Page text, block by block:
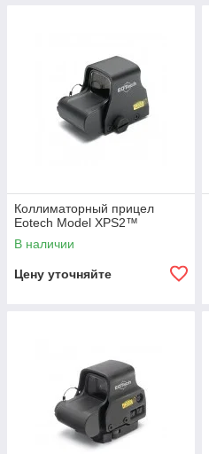
Коллиматорный прицел
Eotech Model XPS2™
В наличии
Цену уточняйте